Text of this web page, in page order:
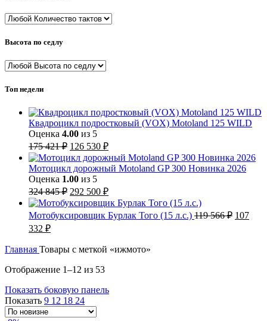
Высота по седлу
Топ недели
Квадроцикл подростковый (VOX) Motoland 125 WILD
Оценка 4.00 из 5
175 421₽ Первоначальная
цена
составляла
175
421 ₽.
126 530 ₽Текущая
цена:
126
Мотоцикл дорожный Motoland GP 300 Новинка 2026
Оценка 1.00 из 5
324 845₽ Первоначальная
цена
составляла
324
292 500 ₽Текущая
цена:
292
500 ₽.
Мотобуксировщик Бурлак Того (15 л.с.) 119 566₽ 107
332 ₽Текущая
107
Главная Товары с меткой «ижмото»
Отображение 1–12 из 53Сортировка:
недавние
Показать боковую панель
Показать 9 12 18 24